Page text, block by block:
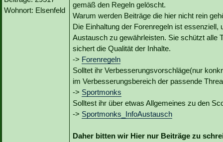
Wohnort: Elsenfeld
gemäß den Regeln gelöscht.
Warum werden Beiträge die hier nicht rein
Die Einhaltung der Forenregeln ist
Austausch zu gewährleisten. Sie schützt alle
sichert die Qualität der Inhalte.
-> Forenregeln
Solltet ihr Verbesserungsvorschläge(nur
im Verbesserungsbereich der passende
-> Sportmonks
Solltest ihr über etwas Allgemeines zu den
-> Sportmonks_InfoAustausch
Daher bitten wir Hier nur Beiträge zu